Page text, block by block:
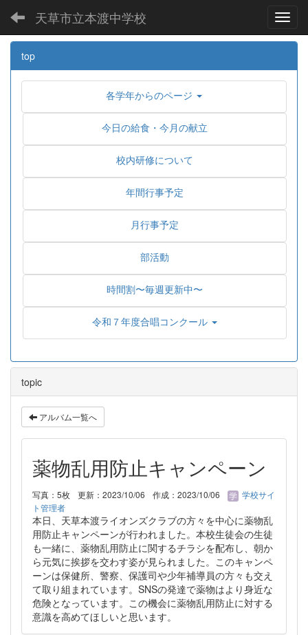
天草市立本渡中学校
top
各学年からのページ
今日の給食・今月の献立
校内研修について
年間行事予定
月行事予定
部活動
時間割〜毎週更新中〜
令和７年度合唱コンクール
topic
アルバム一覧へ
薬物乱用防止キャンペーン
写真：5枚 更新：2023/10/06 作成：2023/10/06
学校サイ
ト管理者
本日、天草本渡ライオンズクラブの方々を中心に薬物乱
用防止キャンペーンが行われました。本校生徒会の生徒
も一緒に、薬物乱用防止に関するチラシを配布し、朝か
ら元気に挨拶を交わす姿が見られました。このキャンペ
ーンは保健所、警察、保護司や少年補導員の方々も交え
て取り組まれています。SNSの発達で薬物はより身近な
危険となっています。この機会に薬物乱用防止に対する
意識を高めてほしいと思います。